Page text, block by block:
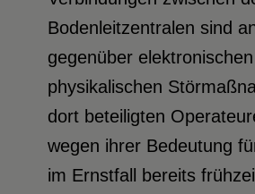
Bodenleitzentralen sind
gegenüber
physikalischen
dort beteiligten
wegen ihrer Bedeutung
im Ernstfall bereits